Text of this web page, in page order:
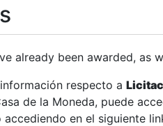
already been awarded, as
respecto a
de la Moneda, puede
en el siguiente